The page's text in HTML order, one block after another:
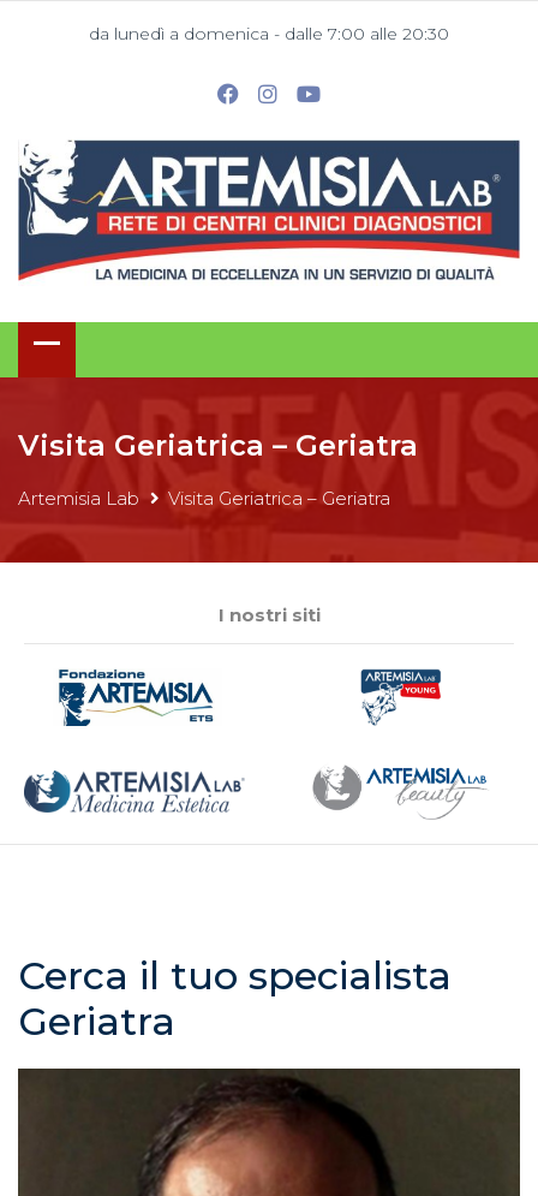
da lunedì a domenica - dalle 7:00 alle 20:30
Visita Geriatrica – Geriatra
Artemisia Lab Visita Geriatrica – Geriatra
I nostri siti
Cerca il tuo specialista
Geriatra